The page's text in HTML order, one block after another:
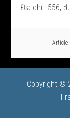
Địa chỉ : 556,
Article
Copyright ©